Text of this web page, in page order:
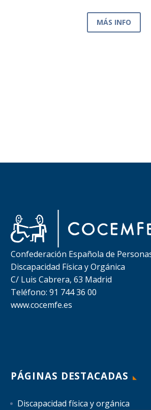
MÁS INFO
Confederación Española de
Discapacidad Física y Orgánica
C/ Luis Cabrera, 63 Madrid
Teléfono: 91 744 36 00
www.cocemfe.es
PÁGINAS DESTACADAS
Discapacidad física y orgánica